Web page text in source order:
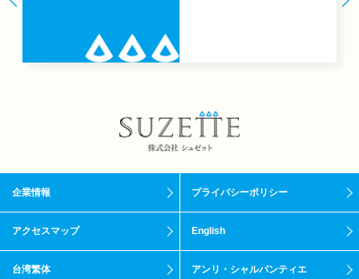
企業情報 プライバシーポリシー
アクセスマップ English
台湾繁体 アンリ・シャルパンティエ